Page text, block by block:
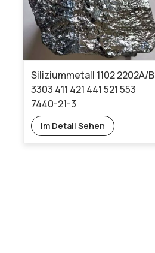
Siliziummetall 1102 2202A/B
3303 411 421 441 521 553
7440-21-3
Im Detail Sehen